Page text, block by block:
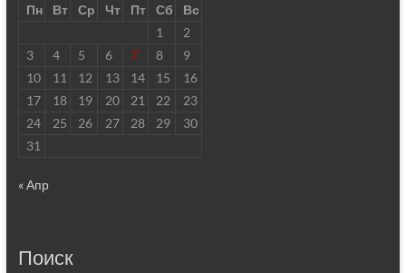
Пн
Вт Ср Чт Пт Сб
Вс
1
2
3
4 5 6 7 8
9
10
11 12 13 14 15
16
17
18 19 20 21 22
23
24
25 26 27 28 29
30
31
« Апр
Поиск